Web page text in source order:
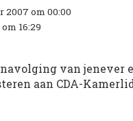
2007 om 00:00
16:29
van jenever
aan CDA-